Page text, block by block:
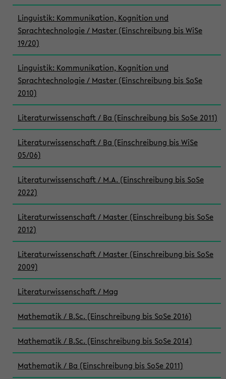
Linguistik: Kommunikation, Kognition und
Sprachtechnologie / Master (Einschreibung bis WiSe
19/20)
Linguistik: Kommunikation, Kognition und
Sprachtechnologie / Master (Einschreibung bis SoSe
2010)
Literaturwissenschaft / Ba (Einschreibung bis SoSe 2011)
Literaturwissenschaft / Ba (Einschreibung bis WiSe
05/06)
Literaturwissenschaft / M.A. (Einschreibung bis SoSe
2022)
Literaturwissenschaft / Master (Einschreibung bis SoSe
2012)
Literaturwissenschaft / Master (Einschreibung bis SoSe
2009)
Literaturwissenschaft / Mag
Mathematik / B.Sc. (Einschreibung bis SoSe 2016)
Mathematik / B.Sc. (Einschreibung bis SoSe 2014)
Mathematik / Ba (Einschreibung bis SoSe 2011)